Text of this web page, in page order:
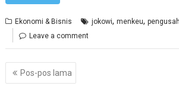
Ekonomi & Bisnis jokowi,menkeu,
Leave a comment
Navigasi
pos
Pos-pos lama